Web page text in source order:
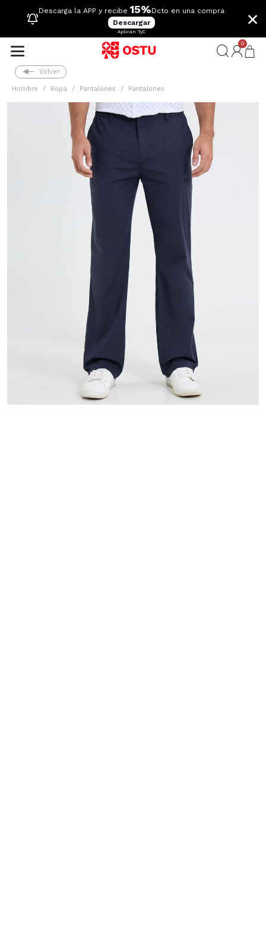
Descarga la APP y recibe 15%Dcto en una compra
Descargar
Aplican TyC
×
0
Volver
Hombre Ropa Pantalones Pantalones